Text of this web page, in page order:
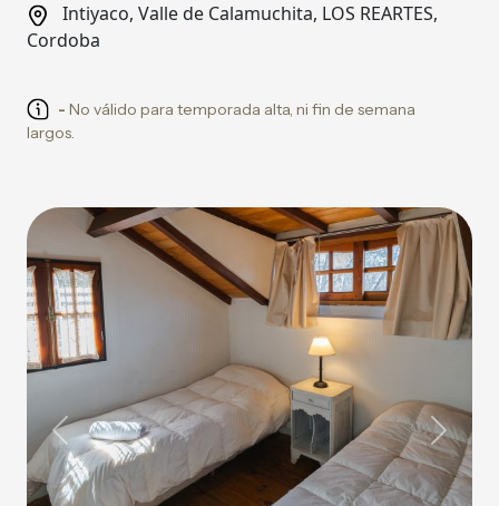
Intiyaco, Valle de Calamuchita, LOS REARTES,
Cordoba
- No válido para temporada alta, ni fin de semana
largos.
Previous Next